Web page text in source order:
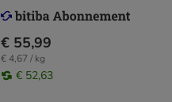
€ 55,99
€ 4,67 / kg
€ 52,63